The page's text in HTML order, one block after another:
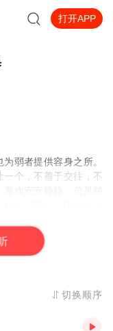
打开APP
为弱者提供容身之所。
一个 不善于交往
不
切换顺序